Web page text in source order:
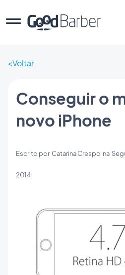
Voltar
Conseguir o
novo iPhone
Escrito por Catarina Crespo na
2014